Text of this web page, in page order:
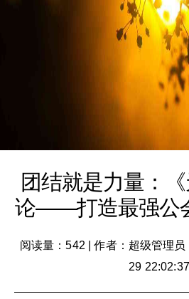
团结就是力量：
论——打造最强公
阅读量：542 |作者：超级管理员
29 22:02:37